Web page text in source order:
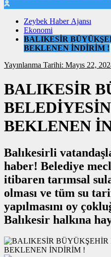
Zeybek Haber Ajansı
Ekonomi
BALIKESİR
BEKLENEN İNDİRİM !
Yayınlanma Tarihi: Mayıs 22,
BALIKESİR
BEKLENEN
Balıkesirli
haber! Belediye
itibaren tarımsal
olması ve tüm su
yapılmasını oy
Balıkesir halkına